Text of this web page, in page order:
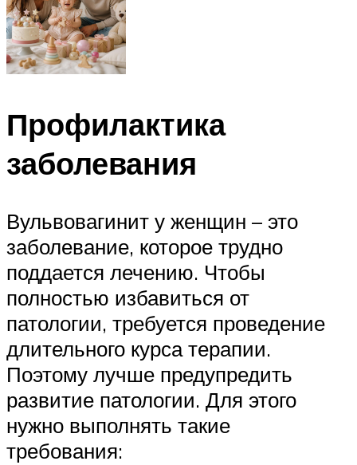
Профилактика
заболевания
Вульвовагинит у женщин – это
заболевание, которое трудно
поддается лечению. Чтобы
полностью избавиться от
патологии, требуется проведение
длительного курса терапии.
Поэтому лучше предупредить
развитие патологии. Для этого
нужно выполнять такие
требования: